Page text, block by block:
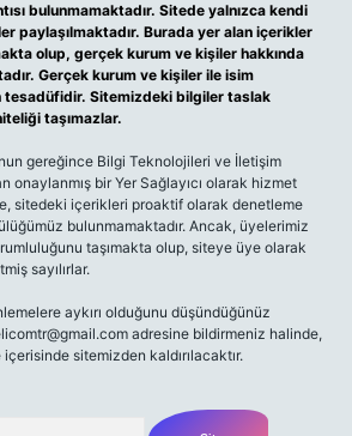
bulunmamaktadır. Sitede yalnızca kendi
paylaşılmaktadır. Burada yer alan içerikler
olup, gerçek kurum ve kişiler hakkında
Gerçek kurum ve kişiler ile isim
tesadüfidir. Sitemizdeki bilgiler taslak
taşımazlar.
gereğince Bilgi Teknolojileri ve İletişim
onaylanmış bir Yer Sağlayıcı olarak hizmet
sitedeki içerikleri proaktif olarak denetleme
bulunmamaktadır. Ancak, üyelerimiz
taşımakta olup, siteye üye olarak
sayılırlar.
aykırı olduğunu düşündüğünüz
adresine bildirmeniz halinde,
sitemizden kaldırılacaktır.